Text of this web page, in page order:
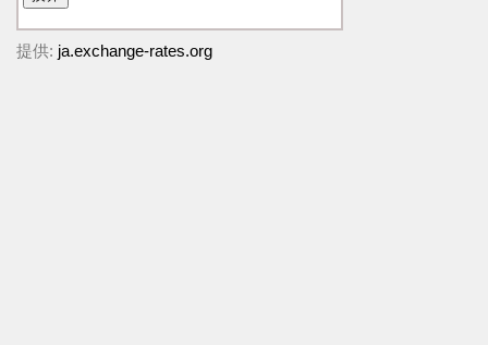
提供: ja.exchange-rates.org